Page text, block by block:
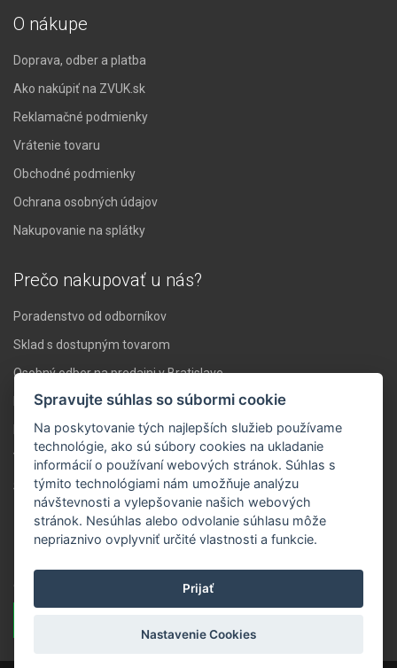
O nákupe
Doprava, odber a platba
Ako nakúpiť na ZVUK.sk
Reklamačné podmienky
Vrátenie tovaru
Obchodné podmienky
Ochrana osobných údajov
Nakupovanie na splátky
Prečo nakupovať u nás?
Poradenstvo od odborníkov
Sklad s dostupným tovarom
Osobný odber na predajni v Bratislave
Doprava nad 119 € zadarmo
Expresné doručenie do 24 hodín
Vlastné servisné stredisko
Stabilita a skúsenosti
Novinky ZVUK.sk
Zaregistrujte sa a dostávajte správy o novinkách a akciách na Váš
Spravujte súhlas so súbormi cookie
Na poskytovanie tých najlepších služieb používame
technológie, ako sú súbory cookies na ukladanie
informácií o používaní webových stránok. Súhlas s
týmito technológiami nám umožňuje analýzu
návštevnosti a vylepšovanie našich webových
stránok. Nesúhlas alebo odvolanie súhlasu môže
nepriaznivo ovplyvniť určité vlastnosti a funkcie.
Prijať
Nastavenie Cookies